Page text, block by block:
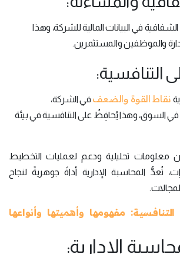
الشفافية في البيانات المالية للشركة، وهذا
والموظفين والمستثمرين.
نقاط القوة والضعف في الشركة،
في السوق، وهذا يُحافِظُ على التنافسية في بيئة
تحليلية ودعم لعمليات التخطيط
تُعدُّ المحاسبة الإدارية أداةً جوهريةً لنجاح
التنافسية: مفهومها وأهميتها وأنواعها
الإدارية: